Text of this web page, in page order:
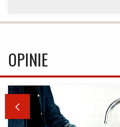
OPINIE
